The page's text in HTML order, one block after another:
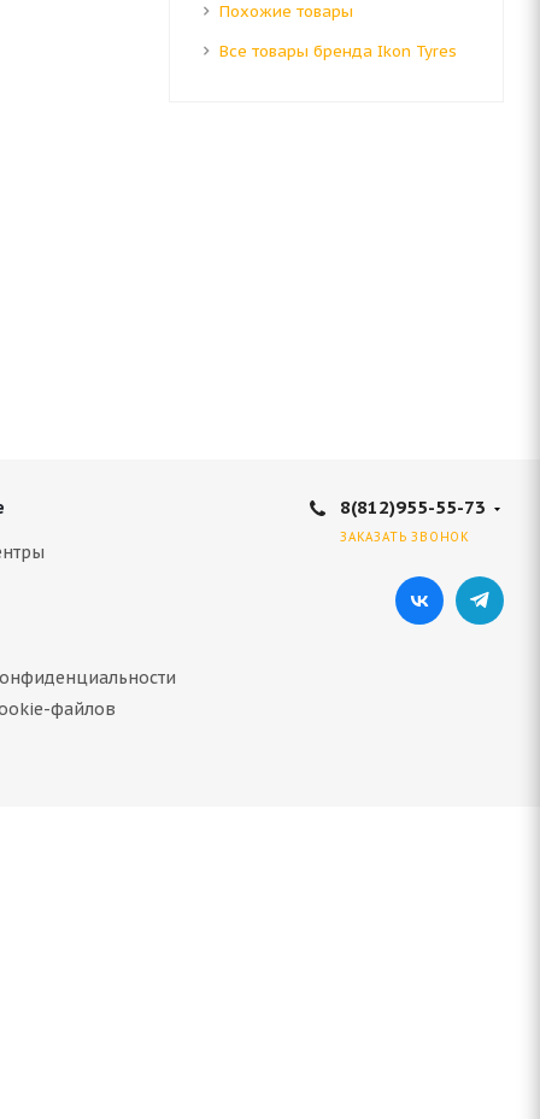
Похожие товары
Все товары бренда Ikon Tyres
файлов
8(812)955-55-73
ЗАКАЗАТЬ ЗВОНОК